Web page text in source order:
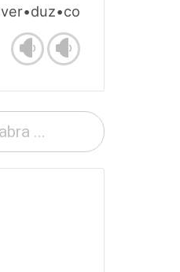
ver•duz•co